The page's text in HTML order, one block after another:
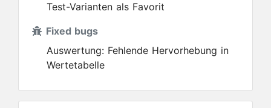
Test-Varianten als Favorit
Fixed bugs
Auswertung: Fehlende Hervorhebung in
Wertetabelle